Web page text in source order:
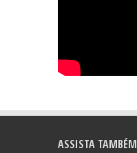
ASSISTA TAMBÉM